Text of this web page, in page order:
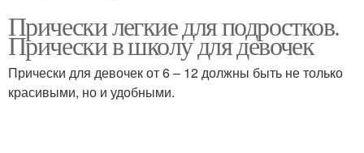
Прически легкие для подростков.
Прически в школу для девочек
Прически для девочек от 6 – 12 должны быть не только
красивыми, но и удобными.